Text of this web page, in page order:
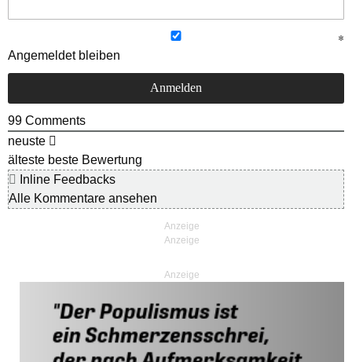
Angemeldet bleiben
99 Comments
neuste
älteste beste Bewertung
Inline Feedbacks
Alle Kommentare ansehen
Anzeige